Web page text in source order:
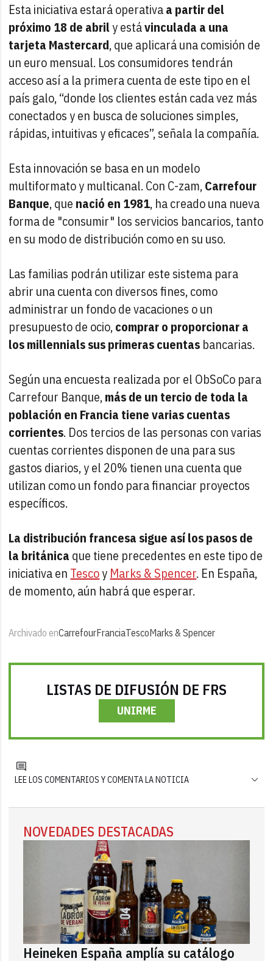
Esta iniciativa estaráoperativaa partir del
próximo 18 de abrily estávinculada a una
tarjeta Mastercard, que aplicará una comisión de
un euro mensual. Los consumidores tendrán
acceso así a la primera cuenta de este tipo en el
país galo, “donde los clientes están cada vez más
conectados y en busca de soluciones simples,
rápidas, intuitivas y eficaces”, señala la compañía.
Esta innovación se basa en un modelo
multiformato y multicanal. Con C-zam,Carrefour
Banque, que nació en 1981, ha creado una nueva
forma de "consumir" los servicios bancarios, tanto
en su modo de distribución como en su uso.
Las familias podrán utilizar este sistema para
abrir una cuenta con diversos fines, como
administrar un fondo de vacaciones o un
presupuesto de ocio,comprar o proporcionar a
los millennials sus primeras cuentas bancarias.
Según una encuesta realizada por el ObSoCo para
Carrefour Banque,más de un tercio de toda la
población en Francia tiene varias cuentas
corrientes. Dos tercios de las personas con varias
cuentas corrientes disponen de una para sus
gastos diarios, y el 20% tienen una cuenta que
utilizan como un fondo para financiar proyectos
específicos.
La distribución francesa sigue así los pasos de
la británica que tiene precedentes en este tipo de
iniciativa en Tescoy Marks & Spencer. En España,
de momento, aún habrá que esperar.
Archivado enCarrefourFranciaTescoMarks & Spencer
LISTAS DE DIFUSIÓN DE FRS
UNIRME
LEE LOS COMENTARIOS Y COMENTA LA NOTICIA
NOVEDADES DESTACADAS
Heineken España amplía su catálogo